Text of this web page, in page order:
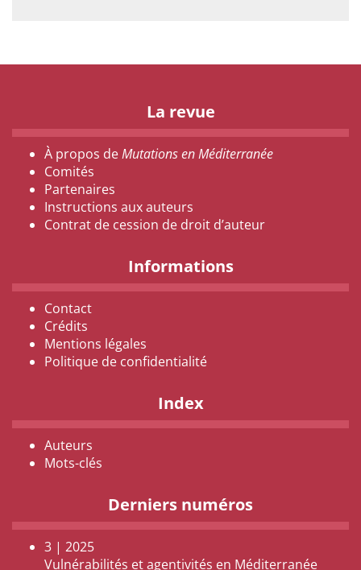
La revue
À propos deMutations en Méditerranée
Comités
Partenaires
Instructions aux auteurs
Contrat de cession de droit d’auteur
Informations
Contact
Crédits
Mentions légales
Politique de confidentialité
Index
Auteurs
Mots-clés
Derniers numéros
3 | 2025
Vulnérabilités et agentivités en Méditerranée